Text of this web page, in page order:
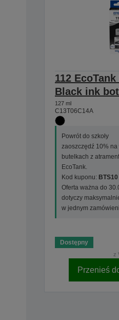
112
Black ink
127 ml
C13T06C14A
Powrót do szkoły
zaoszczędź 10% na
butelkach z
EcoTank.
Kod kuponu: BTS10
Oferta ważna do
dotyczy
w jednym
Dostępny
z
Przenieś